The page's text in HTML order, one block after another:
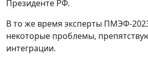
Президенте РФ.
В то же время эксперты ПМЭФ-
некоторые проблемы,
интеграции.